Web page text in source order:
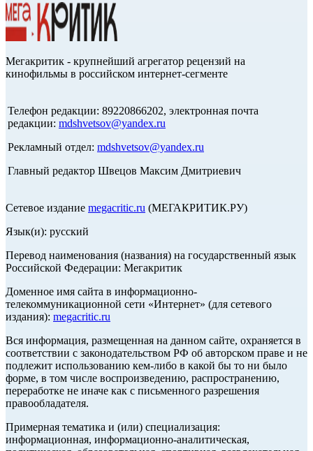
Мегакритик - крупнейший агрегатор рецензий на
кинофильмы в российском интернет-сегменте
Телефон редакции: 89220866202, электронная почта
редакции: mdshvetsov@yandex.ru
Рекламный отдел: mdshvetsov@yandex.ru
Главный редактор Швецов Максим Дмитриевич
Сетевое издание megacritic.ru (МЕГАКРИТИК.РУ)
Язык(и): русский
Перевод наименования (названия) на государственный язык
Российской Федерации: Мегакритик
Доменное имя сайта в информационно-
телекоммуникационной сети «Интернет» (для сетевого
издания): megacritic.ru
Вся информация, размещенная на данном сайте, охраняется в
соответствии с законодательством РФ об авторском праве и не
подлежит использованию кем-либо в какой бы то ни было
форме, в том числе воспроизведению, распространению,
переработке не иначе как с письменного разрешения
правообладателя.
Примерная тематика и (или) специализация:
информационная, информационно-аналитическая,